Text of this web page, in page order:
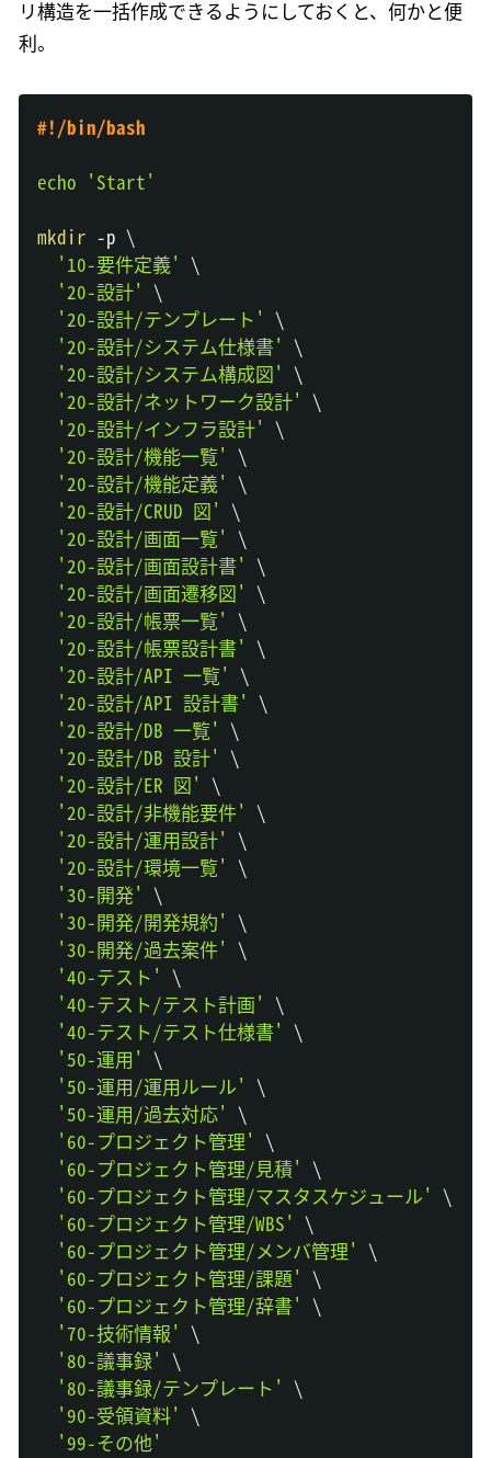
リ構造を一括作成できるようにしておくと、何かと便
利。
#!/bin/bash
echo 'Start'
mkdir -p \
'10-要件定義' \
'20-設計' \
'20-設計/テンプレート' \
'20-設計/システム仕様書' \
'20-設計/システム構成図' \
'20-設計/ネットワーク設計' \
'20-設計/インフラ設計' \
'20-設計/機能一覧' \
'20-設計/機能定義' \
'20-設計/CRUD 図' \
'20-設計/画面一覧' \
'20-設計/画面設計書' \
'20-設計/画面遷移図' \
'20-設計/帳票一覧' \
'20-設計/帳票設計書' \
'20-設計/API 一覧' \
'20-設計/API 設計書' \
'20-設計/DB 一覧' \
'20-設計/DB 設計' \
'20-設計/ER 図' \
'20-設計/非機能要件' \
'20-設計/運用設計' \
'20-設計/環境一覧' \
'30-開発' \
'30-開発/開発規約' \
'30-開発/過去案件' \
'40-テスト' \
'40-テスト/テスト計画' \
'40-テスト/テスト仕様書' \
'50-運用' \
'50-運用/運用ルール' \
'50-運用/過去対応' \
'60-プロジェクト管理' \
'60-プロジェクト管理/見積' \
'60-プロジェクト管理/マスタスケジュール' \
'60-プロジェクト管理/WBS' \
'60-プロジェクト管理/メンバ管理' \
'60-プロジェクト管理/課題' \
'60-プロジェクト管理/辞書' \
'70-技術情報' \
'80-議事録' \
'80-議事録/テンプレート' \
'90-受領資料' \
'99-その他'